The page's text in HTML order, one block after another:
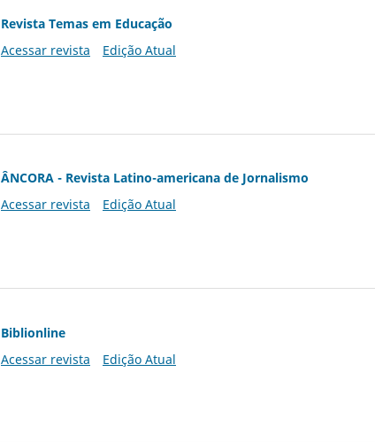
Revista Temas em Educação
Acessar revista
Edição Atual
ÂNCORA - Revista Latino-americana de Jornalismo
Acessar revista
Edição Atual
Biblionline
Acessar revista
Edição Atual